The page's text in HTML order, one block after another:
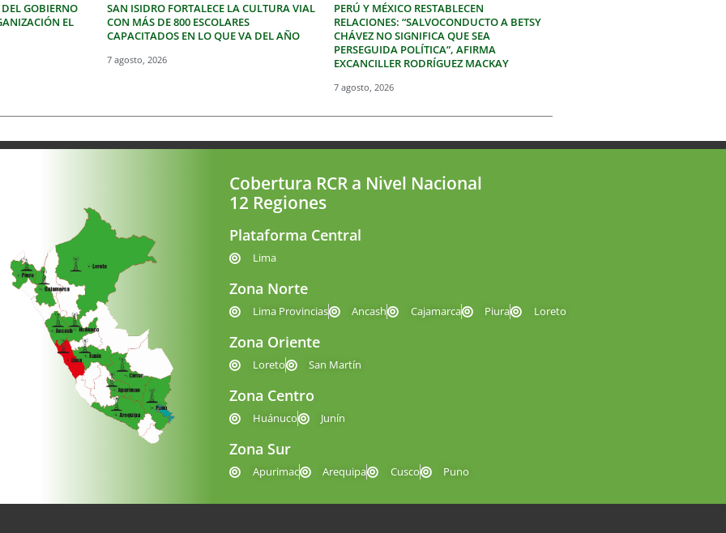
GOBIERNO
EL
SAN ISIDRO FORTALECE LA CULTURA VIAL
CON MÁS DE 800 ESCOLARES
CAPACITADOS EN LO QUE VA DEL AÑO
7 agosto, 2026
PERÚ Y MÉXICO RESTABLECEN
RELACIONES: “SALVOCONDUCTO A BETSY
CHÁVEZ NO SIGNIFICA QUE SEA
PERSEGUIDA POLÍTICA”, AFIRMA
EXCANCILLER RODRÍGUEZ MACKAY
7 agosto, 2026
Cobertura RCR a Nivel Nacional
12 Regiones
Plataforma Central
Lima
Zona Norte
Lima Provincias Ancash Cajamarca Piura Loreto
Zona Oriente
Loreto San Martín
Zona Centro
Huánuco Junín
Zona Sur
Apurimac Arequipa Cusco Puno